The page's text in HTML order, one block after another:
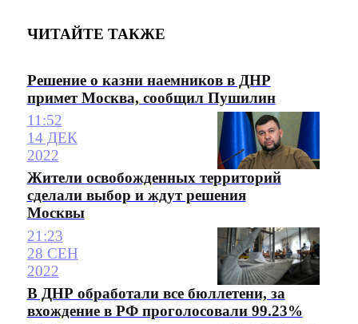
ЧИТАЙТЕ ТАКЖЕ
Решение о казни наемников в ДНР
примет Москва, сообщил Пушилин
11:52
14 ДЕК
2022
Жители освобожденных территорий
сделали выбор и ждут решения
Москвы
21:23
28 СЕН
2022
В ДНР обработали все бюллетени, за
вхождение в РФ проголосовали 99.23%